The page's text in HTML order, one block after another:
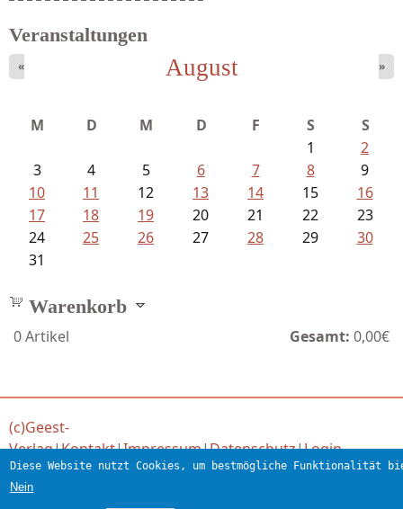
Veranstaltungen
August
« »
M D M D F S
S
1
2
3
4 5 6 7 8
9
10
11 12 13 14 15
16
17
18 19 20 21 22
23
24
25 26 27 28 29
30
31
Warenkorb
0Artikel Gesamt: 0,00€
(c)Geest-
Verlag|Kontakt|Impressum|Datenschutz|Login
Diese Website nutzt Cookies, um bestmögliche Funktionalität
Nein